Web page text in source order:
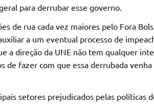
para derrubar esse governo.
de rua cada vez maiores pelo Fora
a um eventual processo de
a direção da UNE não tem qualquer
de fazer com que essa derrubada
setores prejudicados pelas políticas